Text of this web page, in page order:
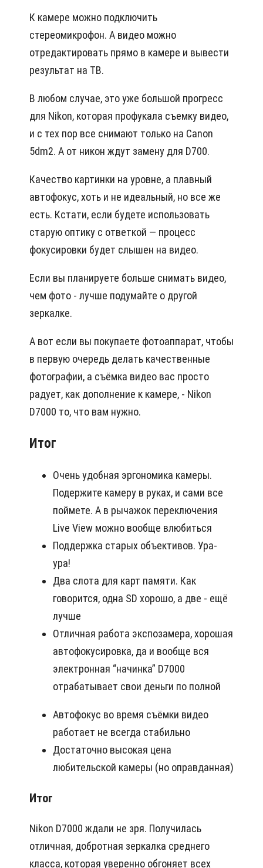
К камере можно подключить
стереомикрофон. А видео можно
отредактировать прямо в камере и вывести
результат на ТВ.
В любом случае, это уже большой прогресс
для Nikon, которая профукала съемку видео,
и с тех пор все снимают только на Canon
5dm2. А от никон ждут замену для D700.
Качество картинки на уровне, а плавный
автофокус, хоть и не идеальный, но все же
есть. Кстати, если будете использовать
старую оптику с ответкой — процесс
фокусировки будет слышен на видео.
Если вы планируете больше снимать видео,
чем фото - лучше подумайте о другой
зеркалке.
А вот если вы покупаете фотоаппарат, чтобы
в первую очередь делать качественные
фотографии, а съёмка видео вас просто
радует, как дополнение к камере, - Nikon
D7000 то, что вам нужно.
Итог
Очень удобная эргономика камеры.
Подержите камеру в руках, и сами все
поймете. А в рычажок переключения
Live View можно вообще влюбиться
Поддержка старых объективов. Ура-
ура!
Два слота для карт памяти. Как
говорится, одна SD хорошо, а две - ещё
лучше
Отличная работа экспозамера, хорошая
автофокусировка, да и вообще вся
электронная “начинка” D7000
отрабатывает свои деньги по полной
Автофокус во время съёмки видео
работает не всегда стабильно
Достаточно высокая цена
любительской камеры (но оправданная)
Итог
Nikon D7000 ждали не зря. Получилась
отличная, добротная зеркалка среднего
класса, которая уверенно обгоняет всех